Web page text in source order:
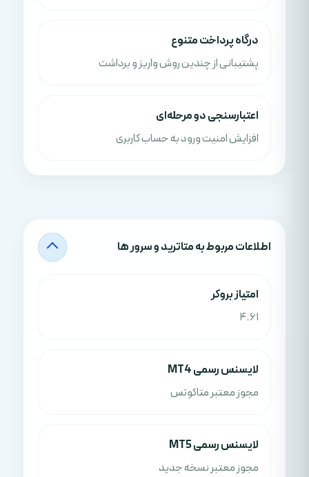
درگاه پرداخت متنوع
پشتیبانی از چندین روش واریز و برداشت
اعتبارسنجی دو مرحله‌ای
افزایش امنیت ورود به حساب کاربری
اطلاعات مربوط به متاترید و سرور ها
امتياز بروکر
4.61
لایسنس رسمی MT4
مجوز معتبر متاکوتس
لایسنس رسمی MT5
مجوز معتبر نسخه جدید